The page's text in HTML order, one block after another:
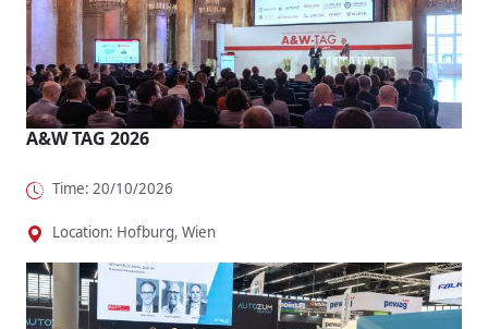
A&W TAG 2026
Time: 20/10/2026
Location: Hofburg, Wien